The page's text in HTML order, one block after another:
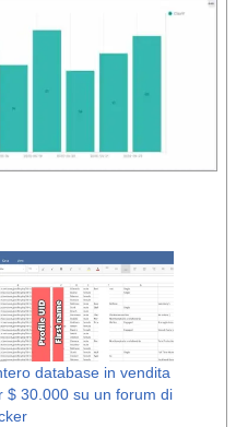
database in vendita
$ 30.000 su un forum di